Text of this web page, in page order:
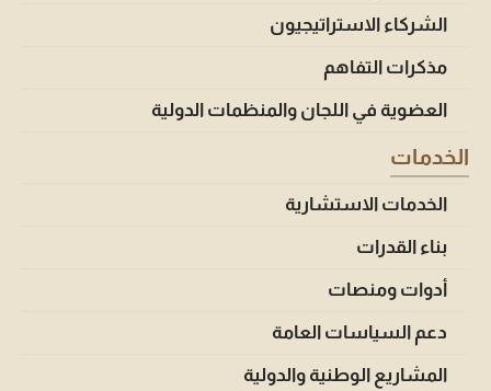
الشركاء الاستراتيجيون
مذكرات التفاهم
العضوية في اللجان والمنظمات الدولية
الخدمات
الخدمات الاستشارية
بناء القدرات
أدوات ومنصات
دعم السياسات العامة
المشاريع الوطنية والدولية